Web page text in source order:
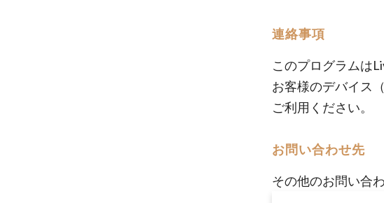
連絡事項
このプログラムは
お客様のデバイス
ご利用ください。
お問い合わせ先
その他のお問い合